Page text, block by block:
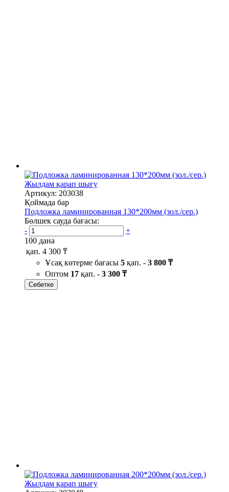
Жылдам қарап шығу
Артикул: 203038
Қоймада бар
Подложка ламинированная 130*200мм (зол./сер.)
Бөлшек сауда бағасы:
-
+
100 дана
қап. 4 300 ₸
Ұсақ көтерме бағасы 5 қап. - 3 800 ₸
Оптом 17 қап. - 3 300 ₸
Себетке
Жылдам қарап шығу